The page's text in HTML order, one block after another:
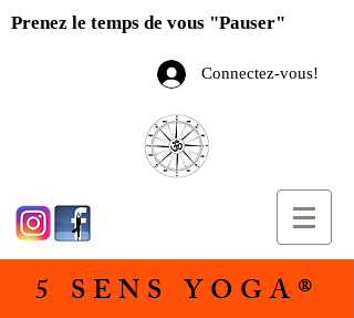
Prenez le temps de vous "Pauser"
Connectez-vous!
5 SENS YOGA®